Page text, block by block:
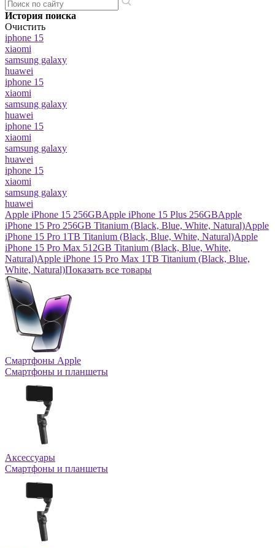
История поиска
Очистить
iphone 15
xiaomi
samsung galaxy
huawei
iphone 15
xiaomi
samsung galaxy
huawei
iphone 15
xiaomi
samsung galaxy
huawei
iphone 15
xiaomi
samsung galaxy
huawei
Apple iPhone 15 256GBApple iPhone 15 Plus 256GBApple
iPhone 15 Pro 256GB Titanium (Black, Blue, White, Natural)Apple
iPhone 15 Pro 1TB Titanium (Black, Blue, White, Natural)Apple
iPhone 15 Pro Max 512GB Titanium (Black, Blue, White,
Natural)Apple iPhone 15 Pro Max 1TB Titanium (Black, Blue,
White, Natural)Показать все товары
Смартфоны Apple
Смартфоны и планшеты
Аксессуары
Смартфоны и планшеты